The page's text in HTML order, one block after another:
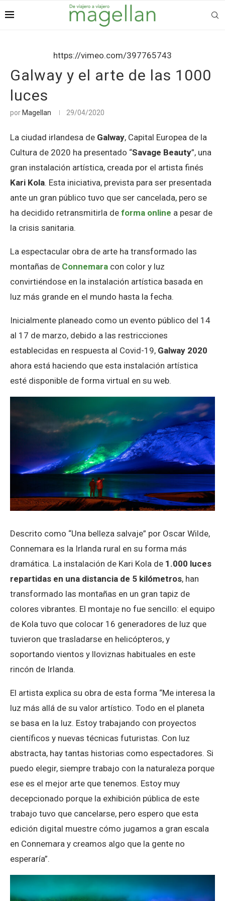
https://vimeo.com/397765743
Galway y el arte de las 1000
luces
por Magellan 29/04/2020
La ciudad irlandesa de Galway, Capital Europea de la
Cultura de 2020 ha presentado “Savage Beauty”, una
gran instalación artística, creada por el artista finés
Kari Kola. Esta iniciativa, prevista para ser presentada
ante un gran público tuvo que ser cancelada, pero se
ha decidido retransmitirla de forma online a pesar de
la crisis sanitaria.
La espectacular obra de arte ha transformado las
montañas de Connemara con color y luz
convirtiéndose en la instalación artística basada en
luz más grande en el mundo hasta la fecha.
Inicialmente planeado como un evento público del 14
al 17 de marzo, debido a las restricciones
establecidas en respuesta al Covid-19, Galway 2020
ahora está haciendo que esta instalación artística
esté disponible de forma virtual en su web.
Descrito como “Una belleza salvaje” por Oscar Wilde,
Connemara es la Irlanda rural en su forma más
dramática. La instalación de Kari Kola de 1.000 luces
repartidas en una distancia de 5 kilómetros, han
transformado las montañas en un gran tapiz de
colores vibrantes. El montaje no fue sencillo: el equipo
de Kola tuvo que colocar 16 generadores de luz que
tuvieron que trasladarse en helicópteros, y
soportando vientos y lloviznas habituales en este
rincón de Irlanda.
El artista explica su obra de esta forma “Me interesa la
luz más allá de su valor artístico. Todo en el planeta
se basa en la luz. Estoy trabajando con proyectos
científicos y nuevas técnicas futuristas. Con luz
abstracta, hay tantas historias como espectadores. Si
puedo elegir, siempre trabajo con la naturaleza porque
ese es el mejor arte que tenemos. Estoy muy
decepcionado porque la exhibición pública de este
trabajo tuvo que cancelarse, pero espero que esta
edición digital muestre cómo jugamos a gran escala
en Connemara y creamos algo que la gente no
esperaría”.